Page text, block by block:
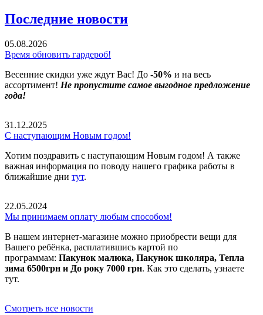
Последние новости
05.08.2026
Время обновить гардероб!
Весенние скидки уже ждут Вас! До -50% и на весь
ассортимент! Не пропустите самое выгодное предложение
года!
31.12.2025
С наступающим Новым годом!
Хотим поздравить с наступающим Новым годом! А также
важная информация по поводу нашего графика работы в
ближайшие дни тут.
22.05.2024
Мы принимаем оплату любым способом!
В нашем интернет-магазине можно приобрести вещи для
Вашего ребёнка, расплатившись картой по
программам: Пакунок малюка, Пакунок школяра, Тепла
зима 6500грн и До року 7000 грн. Как это сделать, узнаете
тут.
Смотреть все новости